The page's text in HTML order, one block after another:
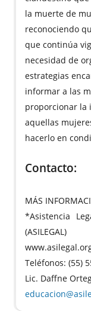
la muerte de
reconociendo
que continúa
necesidad de
estrategias
informar a las
proporcionar la
aquellas
hacerlo en
Contacto:
MÁS
*Asistencia
(ASILEGAL)
Teléfonos: (55)
Lic. Daffne